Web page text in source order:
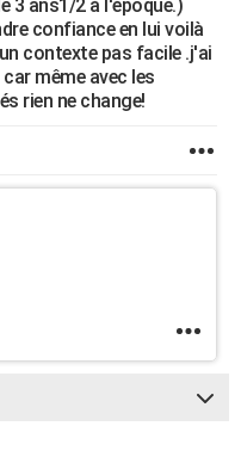
3 ans1/2 à l'époque.)
confiance en lui voilà
contexte pas facile .j'ai
même avec les
rien ne change!